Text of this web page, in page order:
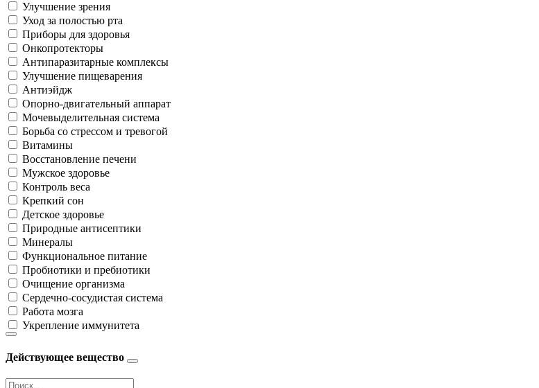
Улучшение зрения
Уход за полостью рта
Приборы для здоровья
Онкопротекторы
Антипаразитарные комплексы
Улучшение пищеварения
Антиэйдж
Опорно-двигательный аппарат
Мочевыделительная система
Борьба со стрессом и тревогой
Витамины
Восстановление печени
Мужское здоровье
Контроль веса
Крепкий сон
Детское здоровье
Природные антисептики
Минералы
Функциональное питание
Пробиотики и пребиотики
Очищение организма
Сердечно-сосудистая система
Работа мозга
Укрепление иммунитета
Действующее вещество